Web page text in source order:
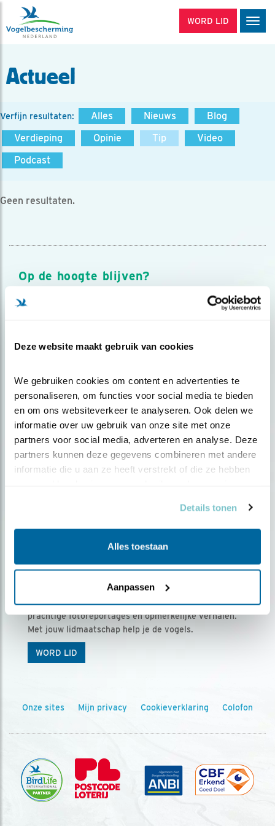
Deze website maakt gebruik van cookies
We gebruiken cookies om content en advertenties te
personaliseren, om functies voor social media te bieden
en om ons websiteverkeer te analyseren. Ook delen we
informatie over uw gebruik van onze site met onze
partners voor social media, adverteren en analyse. Deze
partners kunnen deze gegevens combineren met andere
informatie die u aan ze heeft verstrekt of die ze hebben
Details tonen
Alles toestaan
Aanpassen
WORD LID
Actueel
Verfijn resultaten: Alles Nieuws
Blog
Verdieping
Opinie Tip
Video
Podcast
Geen resultaten.
Op de hoogte blijven?
Meld je aan en ontvang nieuws, inspiratie, acties en tips
over vogels en activiteiten van Vogelbescherming.
Ontvang 5 x Vogels voor € 36,00 per jaar
Vogels is het tijdschrift voor onze leden, met
prachtige fotoreportages en opmerkelijke verhalen.
Met jouw lidmaatschap help je de vogels.
WORD LID
Onze sites Mijn privacy Cookieverklaring Colofon